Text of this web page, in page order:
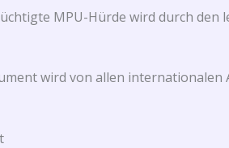
MPU-Hürde wird durch den
wird von allen